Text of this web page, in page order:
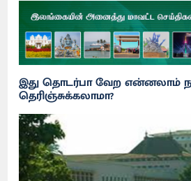
இது தொடர்பா வேற என்னலாம்
தெரிஞ்சுக்கலாமா?